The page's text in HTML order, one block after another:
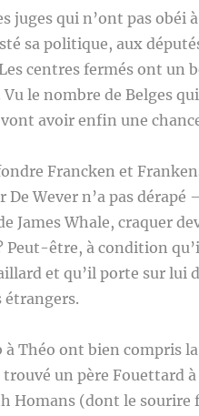
juges qui n’ont pas obéi
sa politique, aux
centres fermés ont un
le nombre de Belges
avoir enfin une
Francken et
De Wever n’a pas dérapé
James Whale, craquer
Peut-être, à condition
et qu’il porte sur lui
étrangers.
à Théo ont bien compris
un père Fouettard
Homans (dont le sourire